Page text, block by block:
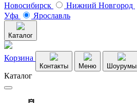
Новосибирск
Нижний Новгород
Уфа
Ярославль
Каталог
Корзина
Контакты Меню Шоурумы
Каталог